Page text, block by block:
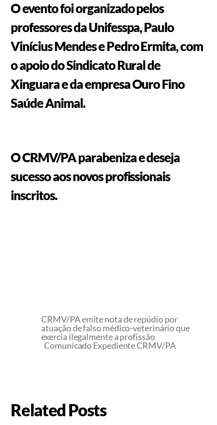
O evento foi organizado pelos
professores da Unifesspa, Paulo
Vinícius Mendes e Pedro Ermita, com
o apoio do Sindicato Rural de
Xinguara e da empresa Ouro Fino
Saúde Animal.
O CRMV/PA parabeniza e deseja
sucesso aos novos profissionais
inscritos.
CRMV/PA emite nota de repúdio por
atuação de falso médico-veterinário que
exercia ilegalmente a profissão
Comunicado Expediente CRMV/PA
Related Posts